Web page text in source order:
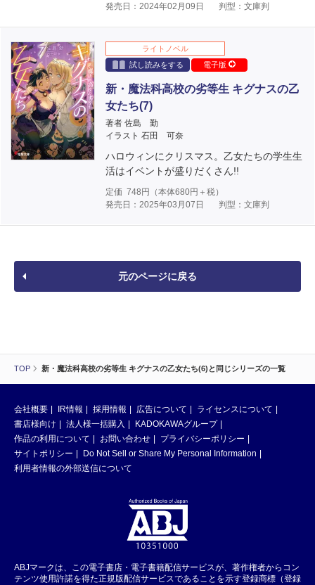
TOP 新・魔法科高校の劣等生 キグナスの乙女たち(6)と同じシリーズの一覧
発売日：2024年02月09日
判型：文庫判
ライトノベル
試し読みをする
電子版
新・魔法科高校の劣等生 キグナスの乙
女たち(7)
著者 佐島 勤
イラスト 石田 可奈
ハロウィンにクリスマス。乙女たちの学生生
活はイベントが盛りだくさん!!
定価 748 円（本体680円＋税）
発売日：2025年03月07日
判型：文庫判
元のページに戻る
会社概要 IR情報 採用情報 広告について
ライセンスについて
書店様向け
法人様一括購入
KADOKAWAグループ
作品の利用について
お問い合わせ
プライバシーポリシー
サイトポリシー
Do Not Sell or Share My Personal Information
利用者情報の外部送信について
ABJマークは、この電子書店・電子書籍配信サービスが、著作権者からコン
テンツ使用許諾を得た正規版配信サービスであることを示す登録商標（登録